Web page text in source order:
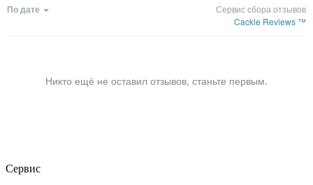
По дате
Сервис сбора отзывов
Cackle Reviews ™
Никто ещё не оставил отзывов, станьте первым.
Сервис